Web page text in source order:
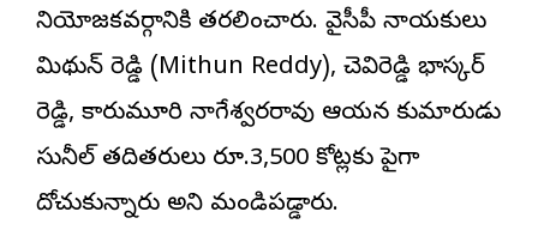
నియోజకవర్గానికి తరలించారు. వైసీపీ నాయకులు
మిథున్ రెడ్డి (Mithun Reddy), చెవిరెడ్డి భాస్కర్
రెడ్డి, కారుమూరి నాగేశ్వరరావు ఆయన కుమారుడు
సునీల్ తదితరులు రూ.3,500 కోట్లకు పైగా
దోచుకున్నారు అని మండిపడ్డారు.